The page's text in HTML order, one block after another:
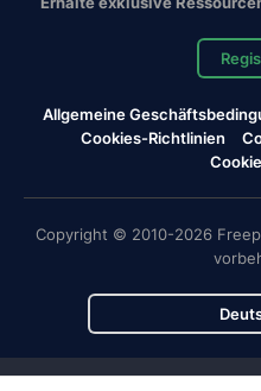
Allgemeine
Cookies-Richtlinien
Copyright © 2010-2026